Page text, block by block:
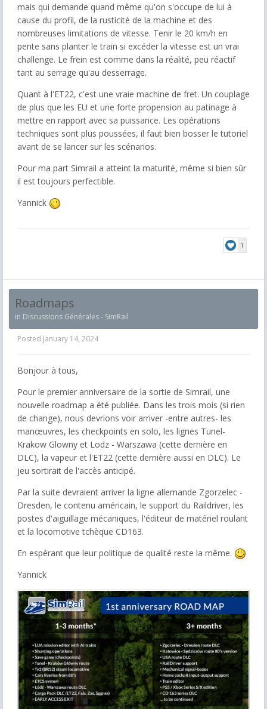
mais qui demande quand même qu'on s'occupe de lui à
cause du profil, de la rusticité de la machine et des
nombreuses limitations de vitesse. Tenir le 20 km/h en
pente sans planter le train si excéder la vitesse est un vrai
challenge. Le frein est comme dans la réalité, peu réactif
tant au serrage qu'au desserrage.
Quant à l'ET22, c'est une vraie machine de fret. Un couplage
de plus que les EU et une forte propension au patinage à
mettre en rapport avec sa puissance. Les opérations
techniques sont plus poussées, il faut bien bosser le tutoriel
avant de se lancer sur les scénarios.
Pour ma part Simrail a atteint la maturité, même si bien sûr
il est toujours perfectible.
Yannick
1
Roadmaps
in Discussions Générales - SimRail
Posted January 14, 2024
Bonjour à tous,
Pour le premier anniversaire de la sortie de Simrail, une
nouvelle roadmap a été publiée. Dans les trois mois (si rien
de change), nous devrions voir arriver -entre autres- les
manœuvres, les checkpoints en solo, les lignes Tunel-
Krakow Glowny et Lodz - Warszawa (cette dernière en
DLC), la vapeur et l'ET22 (cette dernière aussi en DLC). Le
jeu sortirait de l'accès anticipé.
Par la suite devraient arriver la ligne allemande Zgorzelec -
Dresden, le contenu américain, le support du Raildriver, les
postes d'aiguillage mécaniques, l'éditeur de matériel roulant
et la locomotive tchèque CD163.
En espérant que leur politique de qualité reste la même.
Yannick